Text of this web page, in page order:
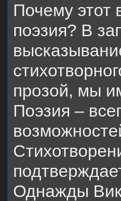
Почему этот
поэзия? В
прозой, мы
Поэзия –
Однажды